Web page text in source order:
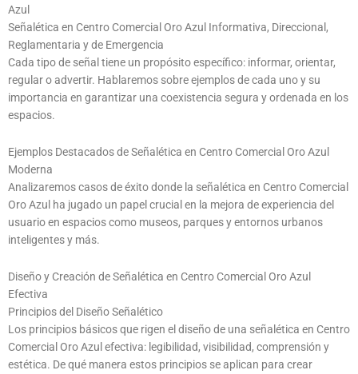
Azul
Señalética en Centro Comercial Oro Azul Informativa, Direccional,
Reglamentaria y de Emergencia
Cada tipo de señal tiene un propósito específico: informar, orientar,
regular o advertir. Hablaremos sobre ejemplos de cada uno y su
importancia en garantizar una coexistencia segura y ordenada en los
espacios.
Ejemplos Destacados de Señalética en Centro Comercial Oro Azul
Moderna
Analizaremos casos de éxito donde la señalética en Centro Comercial
Oro Azul ha jugado un papel crucial en la mejora de experiencia del
usuario en espacios como museos, parques y entornos urbanos
inteligentes y más.
Diseño y Creación de Señalética en Centro Comercial Oro Azul
Efectiva
Principios del Diseño Señalético
Los principios básicos que rigen el diseño de una señalética en Centro
Comercial Oro Azul efectiva: legibilidad, visibilidad, comprensión y
estética. De qué manera estos principios se aplican para crear